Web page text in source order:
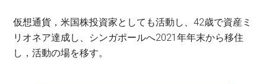
仮想通貨，米国株投資家としても活動し、42歳で資産ミ
リオネア達成し、シンガポールへ2021年年末から移住
し，活動の場を移す。